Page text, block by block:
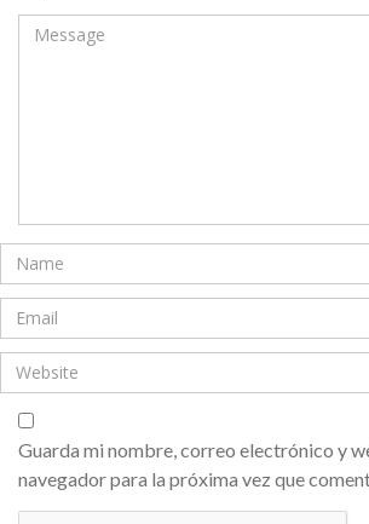
Guarda mi nombre, correo electrónico y
navegador para la próxima vez que